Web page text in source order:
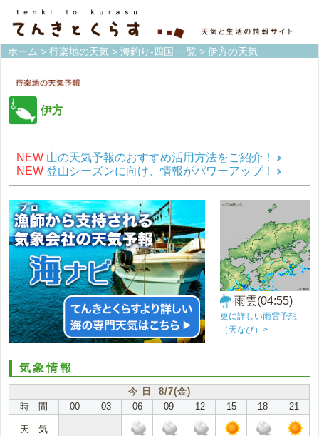
ホーム > 行楽地の天気 > 海釣り-四国 一覧 > 伊方の天気
伊方
NEW 山の天気予報のおすすめ活用方法をご紹介！
NEW 登山シーズンに向け、情報がパワーアップ！
雨雲(04:55)
更に詳しい雨雲予想
（天なび）>
気象情報
今 日 8/7(金)
時 間
00 03 06 09 12 15 18 21
天 気